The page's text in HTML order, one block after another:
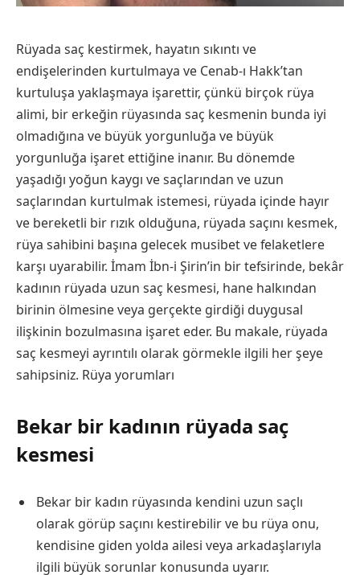
Rüyada saç kestirmek, hayatın sıkıntı ve
endişelerinden kurtulmaya ve Cenab-ı Hakk’tan
kurtuluşa yaklaşmaya işarettir, çünkü birçok rüya
alimi, bir erkeğin rüyasında saç kesmenin bunda iyi
olmadığına ve büyük yorgunluğa ve büyük
yorgunluğa işaret ettiğine inanır. Bu dönemde
yaşadığı yoğun kaygı ve saçlarından ve uzun
saçlarından kurtulmak istemesi, rüyada içinde hayır
ve bereketli bir rızık olduğuna, rüyada saçını kesmek,
rüya sahibini başına gelecek musibet ve felaketlere
karşı uyarabilir. İmam İbn-i Şirin’in bir tefsirinde, bekâr
kadının rüyada uzun saç kesmesi, hane halkından
birinin ölmesine veya gerçekte girdiği duygusal
ilişkinin bozulmasına işaret eder. Bu makale, rüyada
saç kesmeyi ayrıntılı olarak görmekle ilgili her şeye
sahipsiniz. Rüya yorumları
Bekar bir kadının rüyada saç
kesmesi
Bekar bir kadın rüyasında kendini uzun saçlı
olarak görüp saçını kestirebilir ve bu rüya onu,
kendisine giden yolda ailesi veya arkadaşlarıyla
ilgili büyük sorunlar konusunda uyarır.